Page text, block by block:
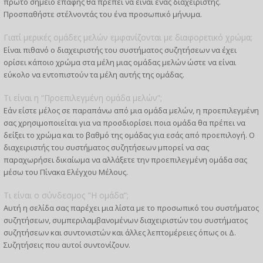
Προσπαθήστε στέλνοντάς του ένα προσωπικό μήνυμα.
Γιατί μερικές ομάδες μελών εμφανίζονται με διαφορετικό χρώμα;
Είναι πιθανό ο διαχειριστής του συστήματος συζητήσεων να έχει
ορίσει κάποιο χρώμα στα μέλη μιας ομάδας μελών ώστε να είναι
εύκολο να εντοπιστούν τα μέλη αυτής της ομάδας.
Τι είναι η “Προεπιλεγμένη ομάδα μελών”;
Εάν είστε μέλος σε παραπάνω από μια ομάδα μελών, η προεπιλεγμένη
σας χρησιμοποιείται για να προσδιορίσει ποια ομάδα θα πρέπει να
δείξει το χρώμα και το βαθμό της ομάδας για εσάς από προεπιλογή. Ο
διαχειριστής του συστήματος συζητήσεων μπορεί να σας
παραχωρήσει δικαίωμα να αλλάξετε την προεπιλεγμένη ομάδα σας
μέσω του Πίνακα Ελέγχου Μέλους.
Τι είναι ο σύνδεσμος "Η ομάδα”;
Αυτή η σελίδα σας παρέχει μια λίστα με το προσωπικό του συστήματος
συζητήσεων, συμπεριλαμβανομένων διαχειριστών του συστήματος
συζητήσεων και συντονιστών και άλλες λεπτομέρειες όπως οι Δ.
Συζητήσεις που αυτοί συντονίζουν.